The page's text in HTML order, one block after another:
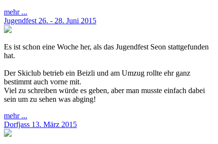
mehr ...
Jugendfest 26. - 28. Juni 2015
Es ist schon eine Woche her, als das Jugendfest Seon stattgefunden
hat.
Der Skiclub betrieb ein Beizli und am Umzug rollte ehr ganz
bestimmt auch vorne mit.
Viel zu schreiben würde es geben, aber man musste einfach dabei
sein um zu sehen was abging!
mehr ...
Dorfjass 13. März 2015